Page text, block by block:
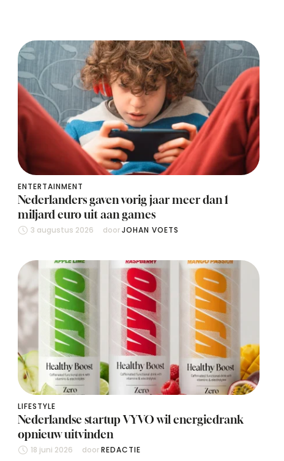
ENTERTAINMENT
Nederlanders gaven vorig jaar meer dan 1
miljard euro uit aan games
3 augustus 2026 door JOHAN VOETS
LIFESTYLE
Nederlandse startup VYVO wil energiedrank
opnieuw uitvinden
18 juni 2026 door REDACTIE